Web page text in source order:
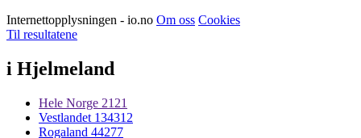
Internettopplysningen - io.no Om oss Cookies
Til resultatene
i Hjelmeland
Hele Norge 2121
Vestlandet 134312
Rogaland 44277